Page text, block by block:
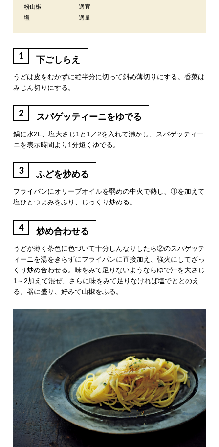
粉山椒
適宜
塩
適量
1 下ごしらえ
うどは皮をむかずに縦半分に切って斜め薄切りにする。香菜は
みじん切りにする。
2 スパゲッティーニをゆでる
鍋に水2L、塩大さじ1と1／2を入れて沸かし、スパゲッティー
ニを表示時間より1分短くゆでる。
3 ふどを炒める
フライパンにオリーブオイルを弱めの中火で熱し、①を加えて
塩ひとつまみをふり、じっくり炒める。
4 炒め合わせる
うどが薄く茶色に色づいて十分しんなりしたら②のスパゲッテ
ィーニを湯をきらずにフライパンに直接加え、強火にしてざっ
くり炒め合わせる。味をみて足りないようならゆで汁を大さじ
1～2加えて混ぜ、さらに味をみて足りなければ塩でととのえ
る。器に盛り、好みで山椒をふる。